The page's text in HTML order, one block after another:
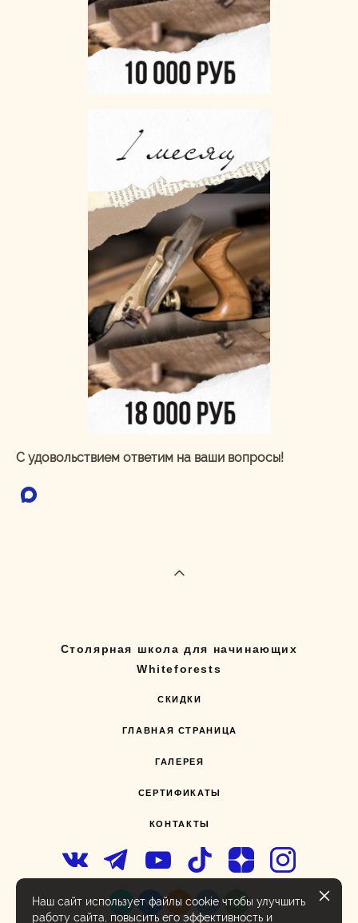
С удовольствием ответим на ваши вопросы!
Столярная школа для начинающих
Whiteforests
СКИДКИ
ГЛАВНАЯ СТРАНИЦА
ГАЛЕРЕЯ
СЕРТИФИКАТЫ
КОНТАКТЫ
Наш сайт использует файлы cookie чтобы улучшить
работу сайта, повысить его эффективность и